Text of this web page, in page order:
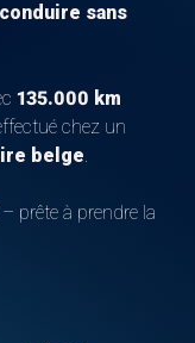
sans
135.000 km
chez un
belge.
– prête à prendre la